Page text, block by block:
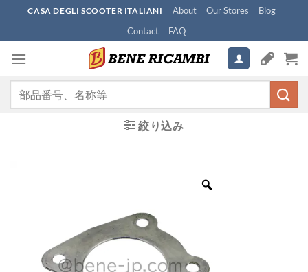
content
CASA DEGLI SCOOTER ITALIANI About Our Stores
Blog
Contact
FAQ
絞り込み